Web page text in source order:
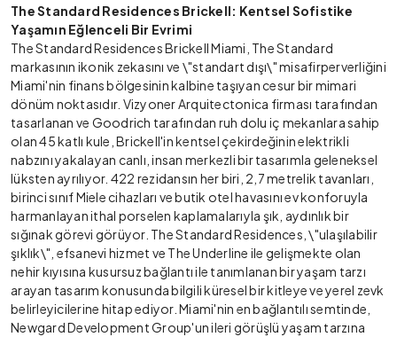
The Standard Residences Brickell: Kentsel Sofistike
Yaşamın Eğlenceli Bir Evrimi
The Standard Residences Brickell Miami, The Standard
markasının ikonik zekasını ve \"standart dışı\" misafirperverliğini
Miami'nin finans bölgesinin kalbine taşıyan cesur bir mimari
dönüm noktasıdır. Vizyoner Arquitectonica firması tarafından
tasarlanan ve Goodrich tarafından ruh dolu iç mekanlara sahip
olan 45 katlı kule, Brickell'in kentsel çekirdeğinin elektrikli
nabzını yakalayan canlı, insan merkezli bir tasarımla geleneksel
lüksten ayrılıyor. 422 rezidansın her biri, 2,7 metrelik tavanları,
birinci sınıf Miele cihazları ve butik otel havasını ev konforuyla
harmanlayan ithal porselen kaplamalarıyla şık, aydınlık bir
sığınak görevi görüyor. The Standard Residences, \"ulaşılabilir
şıklık\", efsanevi hizmet ve The Underline ile gelişmekte olan
nehir kıyısına kusursuz bağlantı ile tanımlanan bir yaşam tarzı
arayan tasarım konusunda bilgili küresel bir kitleye ve yerel zevk
belirleyicilerine hitap ediyor. Miami'nin en bağlantılı semtinde,
Newgard Development Group'un ileri görüşlü yaşam tarzına